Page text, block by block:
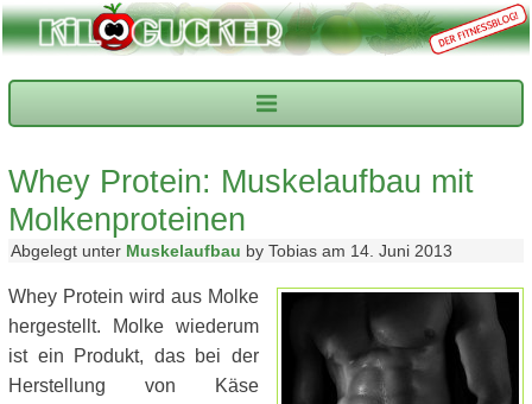
Whey Protein: Muskelaufbau mit
Molkenproteinen
Abgelegt unter Muskelaufbau by Tobias am 14. Juni 2013
Whey Protein wird aus Molke
hergestellt. Molke wiederum
ist ein Produkt, das bei der
Herstellung von Käse